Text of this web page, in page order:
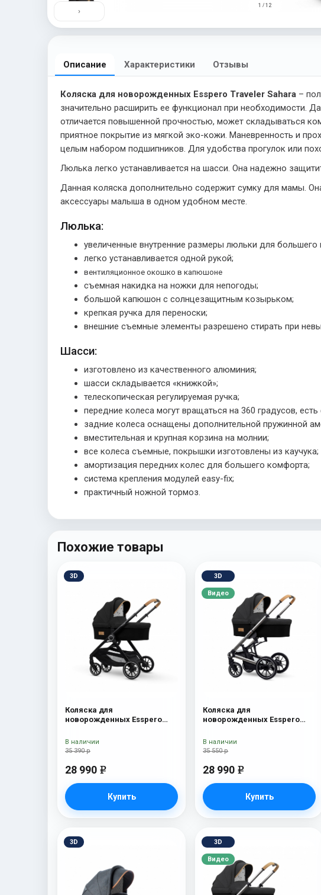
›
1 / 12
Описание Характеристики Отзывы
Коляска для новорожденных Esspero Traveler Sahara –
значительно расширить ее функционал при необходимости.
отличается повышенной прочностью, может складываться
приятное покрытие из мягкой эко-кожи. Маневренность и
целым набором подшипников. Для удобства прогулок или
Люлька легко устанавливается на шасси. Она надежно
Данная коляска дополнительно содержит сумку для мамы.
аксессуары малыша в одном удобном месте.
Люлька:
увеличенные внутренние размеры люльки для большего
легко устанавливается одной рукой;
вентиляционное окошко в капюшоне
съемная накидка на ножки для непогоды;
большой капюшон с солнцезащитным козырьком;
крепкая ручка для переноски;
внешние съемные элементы разрешено стирать при
Шасси:
изготовлено из качественного алюминия;
шасси складывается «книжкой»;
телескопическая регулируемая ручка;
передние колеса могут вращаться на 360 градусов,
задние колеса оснащены дополнительной пружинной
вместительная и крупная корзина на молнии;
все колеса съемные, покрышки изготовлены из каучука;
амортизация передних колес для большего комфорта;
система крепления модулей easy-fix;
практичный ножной тормоз.
Похожие товары
3D
Коляска для
новорожденных Esspero
35 390 р
28 990 e
Купить
В наличии
3D
Видео
Коляска для
новорожденных Esspero
35 550 р
28 990 e
Купить
В наличии
3D 3D
Видео